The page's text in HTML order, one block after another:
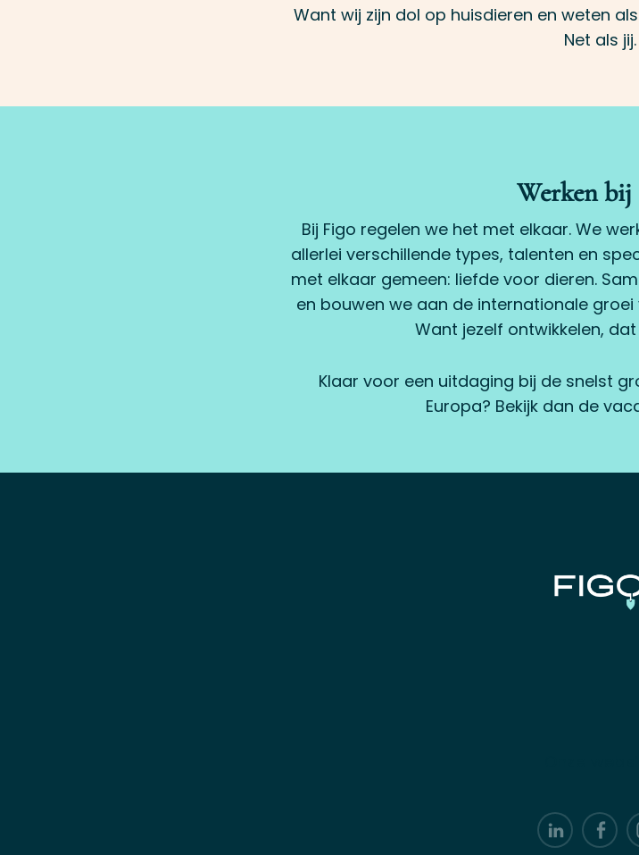
Want wij zijn dol op huisdieren en weten
Net als jij.
Werken bij
Bij Figo regelen we het met elkaar. We
allerlei verschillende types, talenten en
met elkaar gemeen: liefde voor dieren.
en bouwen we aan de internationale
Want jezelf ontwikkelen,
Klaar voor een uitdaging bij de snelst
Europa? Bekijk dan de